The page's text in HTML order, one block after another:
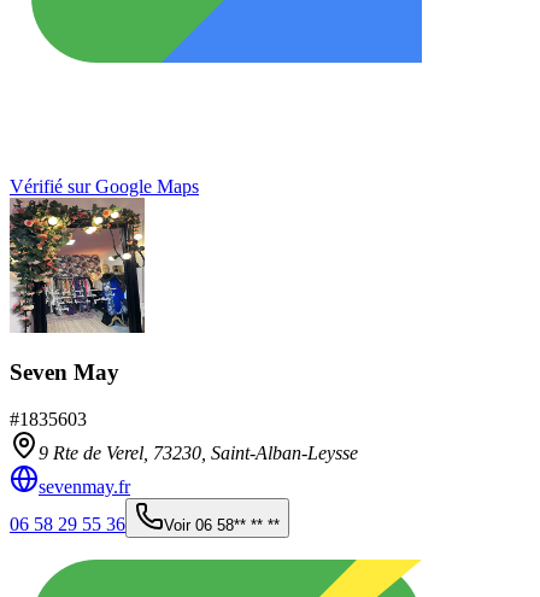
Vérifié sur Google Maps
Seven May
#1835603
9 Rte de Verel, 73230 Saint-Alban-Leysse
sevenmay.fr
06 58 29 55 36
Voir 06 58** ** **